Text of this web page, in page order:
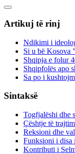
Artikuj të rinj
Ndikimi i
Si u bë Kosova
Shqipja e folur
Shqipfolës apo
Sa po i
Sintaksë
Togfjalëshi dhe
Çështje të
Reksioni dhe
Funksioni i disa
Kontributi i